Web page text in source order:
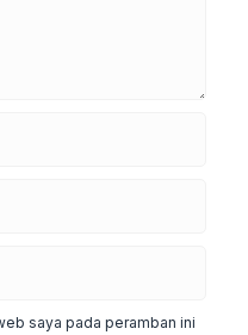
saya pada peramban ini